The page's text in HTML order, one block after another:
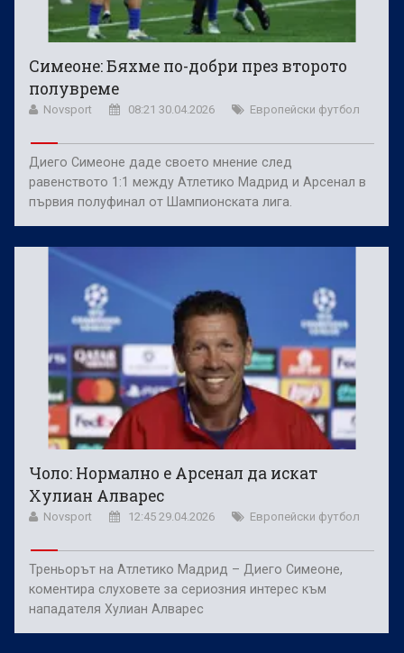
Симеоне: Бяхме по-добри през второто
полувреме
Novsport 08:21 30.04.2026 Европейски футбол
Диего Симеоне даде своето мнение след
равенството 1:1 между Атлетико Мадрид и Арсенал в
първия полуфинал от Шампионската лига.
Чоло: Нормално е Арсенал да искат
Хулиан Алварес
Novsport 12:45 29.04.2026 Европейски футбол
Треньорът на Атлетико Мадрид – Диего Симеоне,
коментира слуховете за сериозния интерес към
нападателя Хулиан Алварес